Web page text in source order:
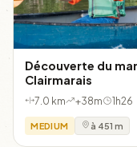
Découverte du
Clairmarais
7.0 km +38m 1h26
MEDIUM à 451 m